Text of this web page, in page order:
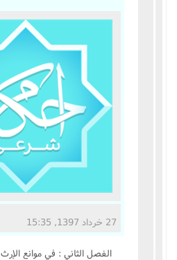
زندگی نامه مراجع تقلید
27 خرداد 1397, 15:35
الفصل الثاني : في موانع الإرث